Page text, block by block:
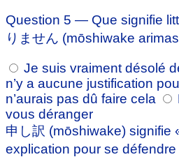
Question 5 — Que signifie
りません (mōshiwake
Je suis vraiment désolé
n’y a aucune justification
n’aurais pas dû faire cela
vous déranger
申し訳 (mōshiwake) signifie
explication pour se défendre